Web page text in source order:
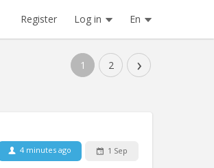
Register Log in En
1 2 ›
4 minutes ago 1 Sep